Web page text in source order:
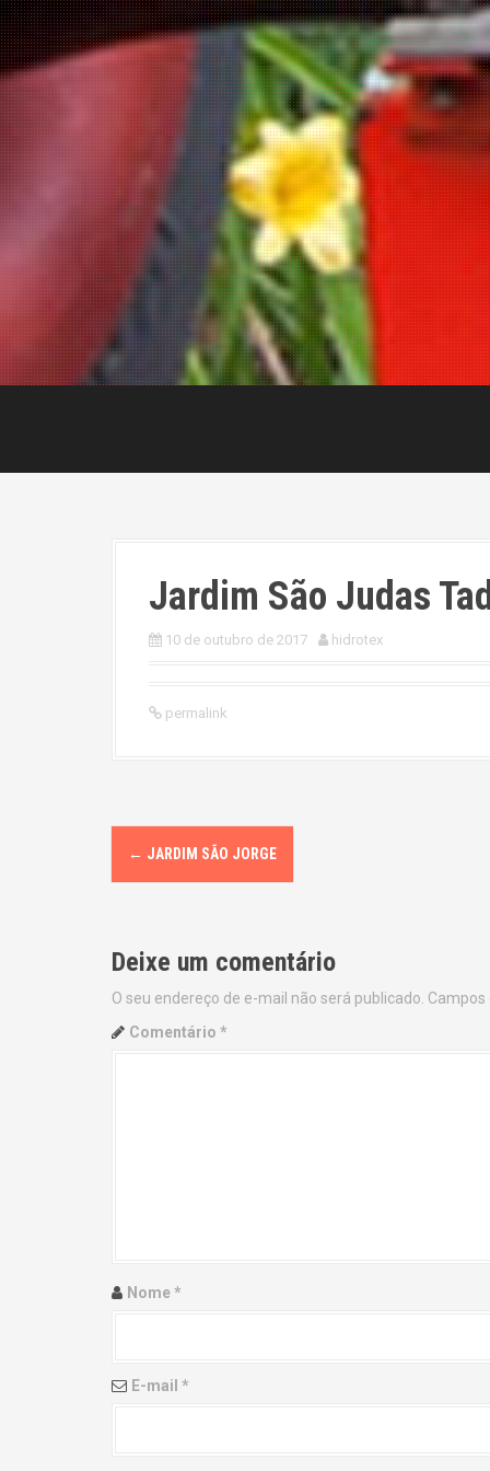
Jardim São Judas
10 de outubro de 2017 hidrotex
permalink
P
o
t
n
n
← JARDIM SÃO JORGE
Deixe um comentário
O seu endereço de e-mail não será publicado.
Comentário *
Nome*
E-mail *